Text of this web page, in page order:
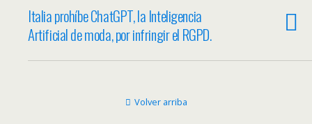
Italia prohíbe ChatGPT, la Inteligencia
Artificial de moda, por infringir el RGPD.
Volver arriba